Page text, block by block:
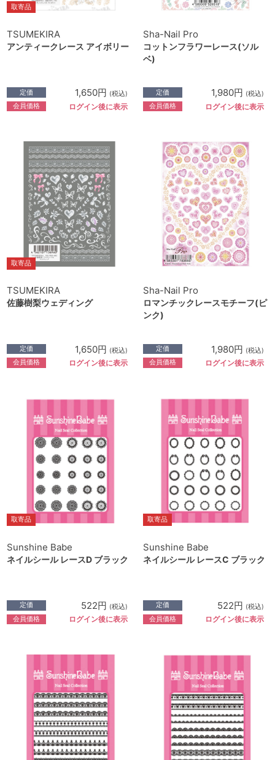
取寄品
TSUMEKIRA
アンティークレース アイボリー
定価 1,650円 (税込)
会員価格 ログイン後に表示
Sha-Nail Pro
コットンフラワーレース(ソル
ベ)
定価 1,980円 (税込)
会員価格 ログイン後に表示
取寄品
TSUMEKIRA
佐藤樹梨ウェディング
定価 1,650円 (税込)
会員価格 ログイン後に表示
Sha-Nail Pro
ロマンチックレースモチーフ(ピ
ンク)
定価 1,980円 (税込)
会員価格 ログイン後に表示
取寄品
Sunshine Babe
ネイルシール レースD ブラック
定価 522円 (税込)
会員価格 ログイン後に表示
取寄品
Sunshine Babe
ネイルシール レースC ブラック
定価 522円 (税込)
会員価格 ログイン後に表示